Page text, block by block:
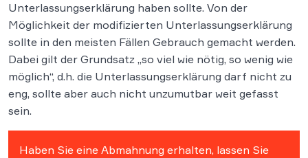
Unterlassungserklärung haben sollte. Von der
Möglichkeit der modifizierten Unterlassungserklärung
sollte in den meisten Fällen Gebrauch gemacht werden.
Dabei gilt der Grundsatz „so viel wie nötig, so wenig wie
möglich“, d.h. die Unterlassungserklärung darf nicht zu
eng, sollte aber auch nicht unzumutbar weit gefasst
sein.
Haben Sie eine Abmahnung erhalten, lassen Sie